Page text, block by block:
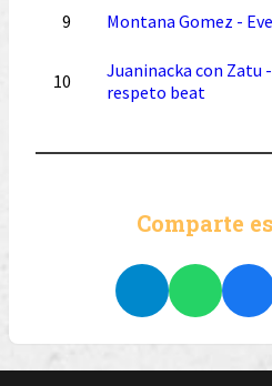
9 Montana Gomez -
10
Juaninacka con Zatu
respeto beat
Comparte